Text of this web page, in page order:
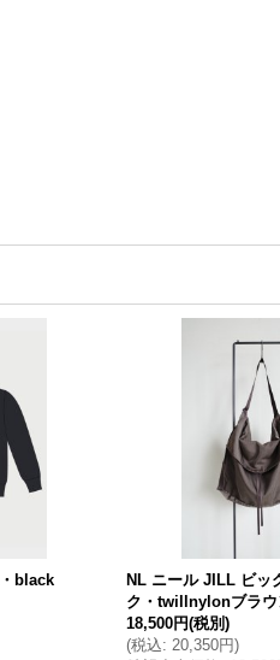
black
NL ニール JILL ビッ
ク・twillnylonブラ
18,500円(税別)
(税込: 20,350円)